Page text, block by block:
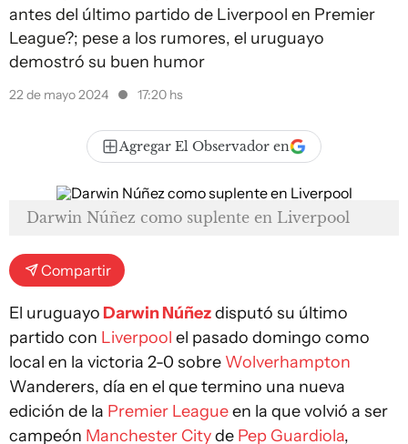
antes del último partido de Liverpool en Premier
League?; pese a los rumores, el uruguayo
demostró su buen humor
22 de mayo 2024 17:20 hs
Agregar El Observador en
Darwin Núñez como suplente en Liverpool
Compartir
El uruguayo Darwin Núñezdisputó su último
partido con Liverpool el pasado domingo como
local en la victoria 2-0 sobre Wolverhampton
Wanderers, día en el que termino una nueva
edición de la Premier Leagueen la que volvió a ser
campeón Manchester Cityde Pep Guardiola,